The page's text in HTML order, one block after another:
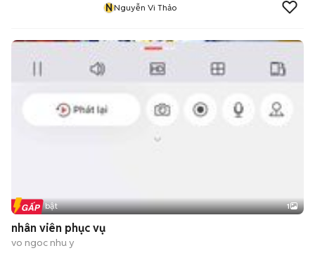
NNguyễn Vi Thảo
Tin nổi bật 1
nhân viên phục vụ
vo ngoc nhu y